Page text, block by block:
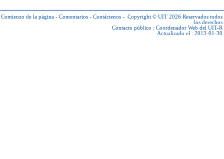
Comienzo de la página - Comentarios - Contáctenos - Copyright © UIT 2026 Reservados todos
los derechos
Contacto público : Coordenador Web del UIT-R
Actualizado el : 2013-01-30